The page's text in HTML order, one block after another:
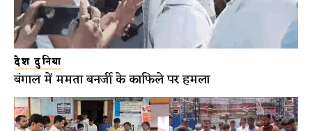
देश दुनिया
बंगाल में ममता बनर्जी के काफिले पर हमला